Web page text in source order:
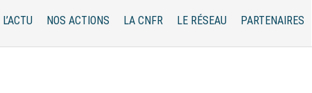
L’ACTU NOS ACTIONS LA CNFR LE RÉSEAU PARTENAIRES